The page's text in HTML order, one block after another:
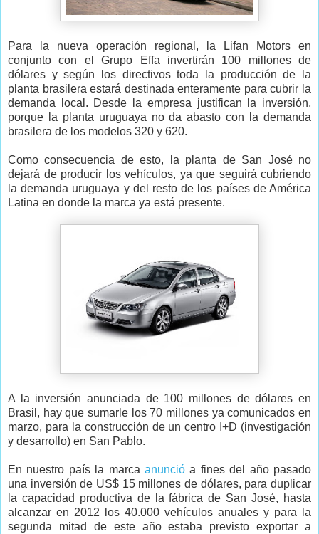
Para la nueva operación regional, la Lifan Motors en
conjunto con el Grupo Effa invertirán 100 millones de
dólares y según los directivos toda la producción de la
planta brasilera estará destinada enteramente para cubrir la
demanda local. Desde la empresa justifican la inversión,
porque la planta uruguaya no da abasto con la demanda
brasilera de los modelos 320 y 620.
Como consecuencia de esto, la planta de San José no
dejará de producir los vehículos, ya que seguirá cubriendo
la demanda uruguaya y del resto de los países de América
Latina en donde la marca ya está presente.
A la inversión anunciada de 100 millones de dólares en
Brasil, hay que sumarle los 70 millones ya comunicados en
marzo, para la construcción de un centro I+D (investigación
y desarrollo) en San Pablo.
En nuestro país la marca anunció a fines del año pasado
una inversión de US$ 15 millones de dólares, para duplicar
la capacidad productiva de la fábrica de San José, hasta
alcanzar en 2012 los 40.000 vehículos anuales y para la
segunda mitad de este año estaba previsto exportar a